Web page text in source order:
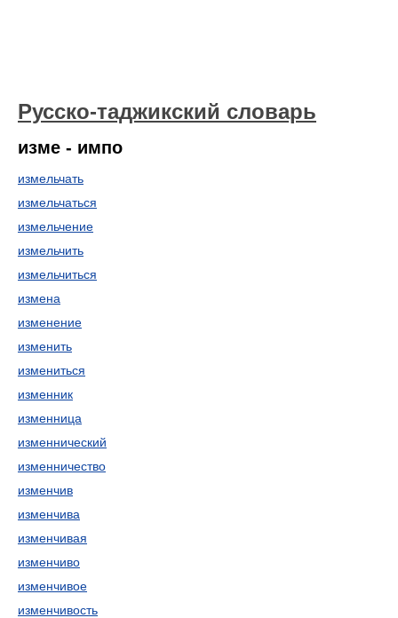
Русско-таджикский словарь
изме - импо
измельчать
измельчаться
измельчение
измельчить
измельчиться
измена
изменение
изменить
измениться
изменник
изменница
изменнический
изменничество
изменчив
изменчива
изменчивая
изменчиво
изменчивое
изменчивость